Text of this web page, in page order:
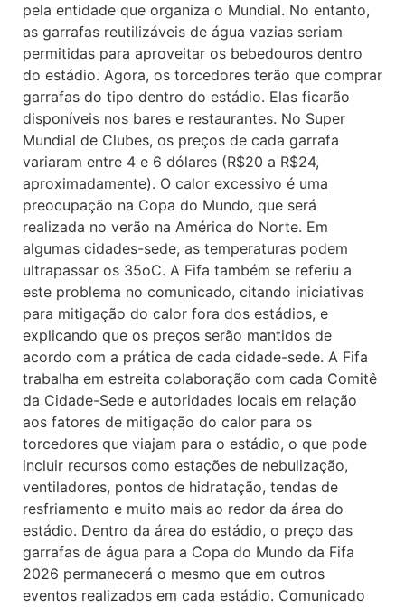
pela entidade que organiza o Mundial. No entanto,
as garrafas reutilizáveis de água vazias seriam
permitidas para aproveitar os bebedouros dentro
do estádio. Agora, os torcedores terão que comprar
garrafas do tipo dentro do estádio. Elas ficarão
disponíveis nos bares e restaurantes. No Super
Mundial de Clubes, os preços de cada garrafa
variaram entre 4 e 6 dólares (R$20 a R$24,
aproximadamente). O calor excessivo é uma
preocupação na Copa do Mundo, que será
realizada no verão na América do Norte. Em
algumas cidades-sede, as temperaturas podem
ultrapassar os 35oC. A Fifa também se referiu a
este problema no comunicado, citando iniciativas
para mitigação do calor fora dos estádios, e
explicando que os preços serão mantidos de
acordo com a prática de cada cidade-sede. A Fifa
trabalha em estreita colaboração com cada Comitê
da Cidade-Sede e autoridades locais em relação
aos fatores de mitigação do calor para os
torcedores que viajam para o estádio, o que pode
incluir recursos como estações de nebulização,
ventiladores, pontos de hidratação, tendas de
resfriamento e muito mais ao redor da área do
estádio. Dentro da área do estádio, o preço das
garrafas de água para a Copa do Mundo da Fifa
2026 permanecerá o mesmo que em outros
eventos realizados em cada estádio. Comunicado